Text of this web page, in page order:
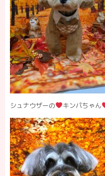
シュナウザーの キンパちゃん